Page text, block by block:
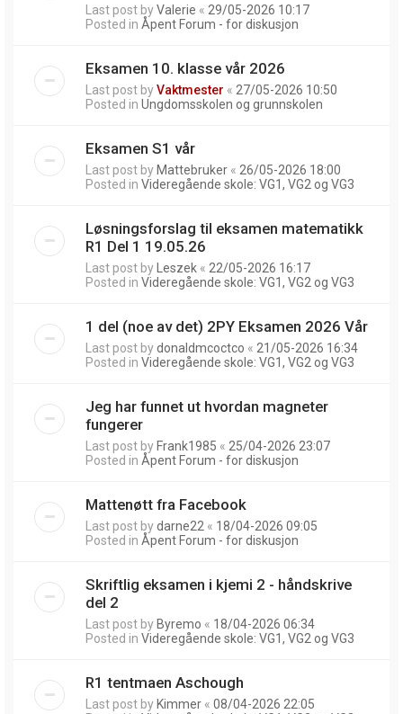
Last post byValerie « 29/05-2026 10:17
Posted in Åpent Forum - for diskusjon
Eksamen 10. klasse vår 2026
Last post byVaktmester « 27/05-2026 10:50
Posted in Ungdomsskolen og grunnskolen
Eksamen S1 vår
Last post by Mattebruker « 26/05-2026 18:00
Posted in Videregående skole: VG1, VG2 og VG3
Løsningsforslag til eksamen matematikk
R1 Del 1 19.05.26
Last post by Leszek « 22/05-2026 16:17
Posted in Videregående skole: VG1, VG2 og VG3
1 del (noe av det) 2PY Eksamen 2026 Vår
Last post bydonaldmcoctco « 21/05-2026 16:34
Posted in Videregående skole: VG1, VG2 og VG3
Jeg har funnet ut hvordan magneter
fungerer
Last post by Frank1985 « 25/04-2026 23:07
Posted in Åpent Forum - for diskusjon
Mattenøtt fra Facebook
Last post bydarne22 « 18/04-2026 09:05
Posted in Åpent Forum - for diskusjon
Skriftlig eksamen i kjemi 2 - håndskrive
del 2
Last post by Byremo « 18/04-2026 06:34
Posted in Videregående skole: VG1, VG2 og VG3
R1 tentmaen Aschough
Last post by Kimmer « 08/04-2026 22:05